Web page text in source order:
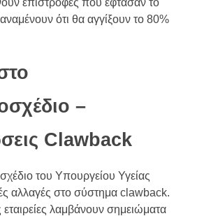
αναμένουν ότι θα αγγίξουν το 80%
–
Clawback
του Υπουργείου Υγείας
αλλαγές στο σύστημα clawback.
εταιρείες λαμβάνουν σημειώματα